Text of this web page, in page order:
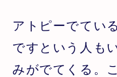
アトピーでてい
ですという人も
みがでてくる。